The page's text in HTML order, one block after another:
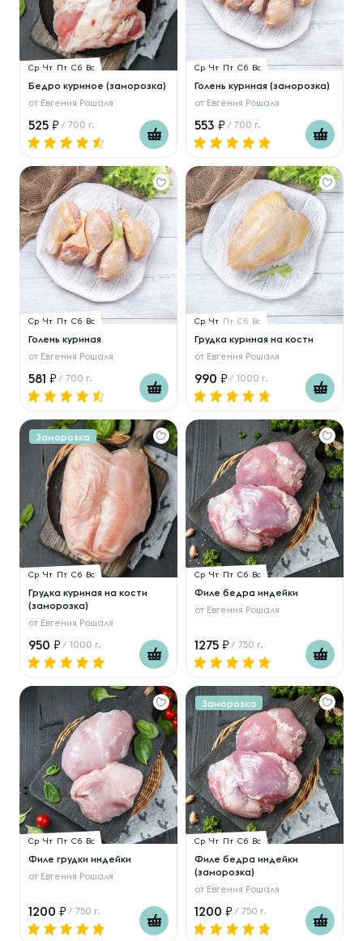
Ср Чт Пт Сб Вс
Бедро куриное (заморозка)
от Евгения Рошаля
525 / 700 г.
Ср Чт Пт Сб Вс
Голень куриная (заморозка)
от Евгения Рошаля
553 / 700 г.
Ср Чт Пт Сб Вс
Голень куриная
от Евгения Рошаля
581 / 700 г.
Ср Чт Пт Сб Вс
Грудка куриная на кости
от Евгения Рошаля
990 / 1000 г.
Заморозка
Ср Чт Пт Сб Вс
Грудка куриная на кости
(заморозка)
от Евгения Рошаля
950 / 1000 г.
Ср Чт Пт Сб Вс
Филе бедра индейки
от Евгения Рошаля
1275 / 750 г.
Ср Чт Пт Сб Вс
Филе грудки индейки
от Евгения Рошаля
1200 / 750 г.
Заморозка
Ср Чт Пт Сб Вс
Филе бедра индейки
(заморозка)
от Евгения Рошаля
1200 / 750 г.